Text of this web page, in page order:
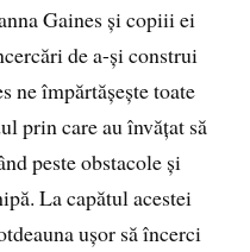
Gaines și copiii ei
de a-și construi
ne împărtășește toate
prin care au învățat să
peste obstacole și
La capătul acestei
ușor să încerci